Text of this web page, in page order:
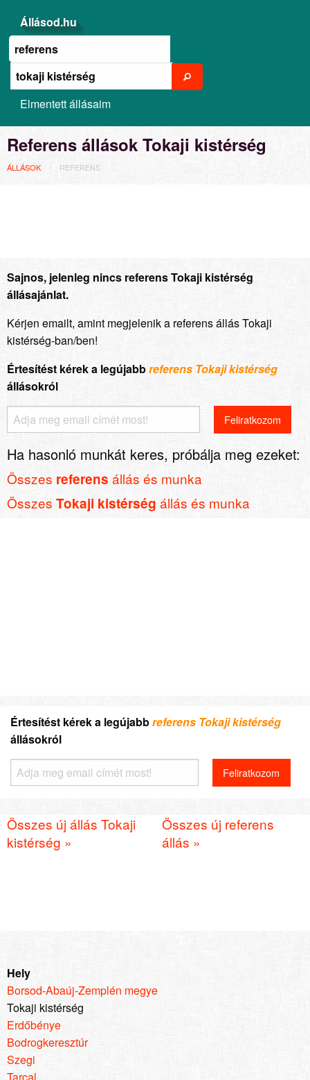
Állásod.hu
Elmentett állásaim
Referens állások Tokaji kistérség
ÁLLÁSOK REFERENS
Sajnos, jelenleg nincs referens Tokaji kistérség
állásajánlat.
Kérjen emailt, amint megjelenik a referens állás Tokaji
kistérség-ban/ben!
Értesítést kérek a legújabbreferens Tokaji kistérség
állásokról
Ha hasonló munkát keres, próbálja meg ezeket:
Összes referens állás és munka
Összes Tokaji kistérség állás és munka
Értesítést kérek a legújabbreferens Tokaji kistérség
állásokról
Összes új állás Tokaji
kistérség »
Összes új referens
állás »
Hely
Borsod-Abaúj-Zemplén megye
Tokaji kistérség
Erdőbénye
Bodrogkeresztúr
Szegi